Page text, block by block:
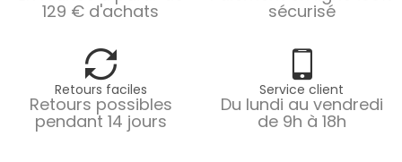
129 € d'achats sécurisé
Retours faciles
Retours possibles
pendant 14 jours
Service client
Du lundi au vendredi
de 9h à 18h